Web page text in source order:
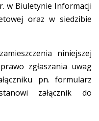
w Biuletynie Informacji
oraz w siedzibie
niniejszej
zgłaszania uwag
pn. formularz
załącznik do